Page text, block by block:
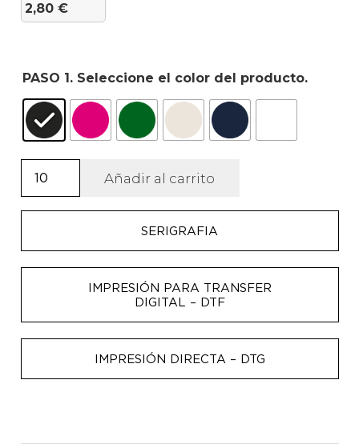
2,80 €
PASO 1. Seleccione el color del producto.
Bolsa
orgánico
Añadir al carrito
SERIGRAFIA
IMPRESIÓN PARA TRANSFER
DIGITAL – DTF
IMPRESIÓN DIRECTA – DTG